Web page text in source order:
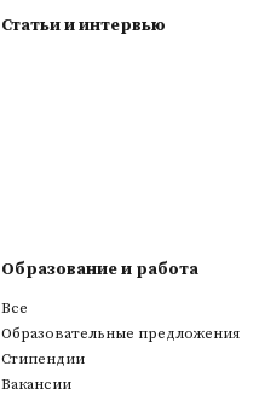
Статьи и интервью
Образование и работа
Все
Образовательные предложения
Стипендии
Вакансии